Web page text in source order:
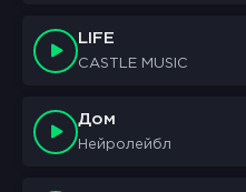
LIFE
CASTLE MUSIC
Дом
Нейролейбл